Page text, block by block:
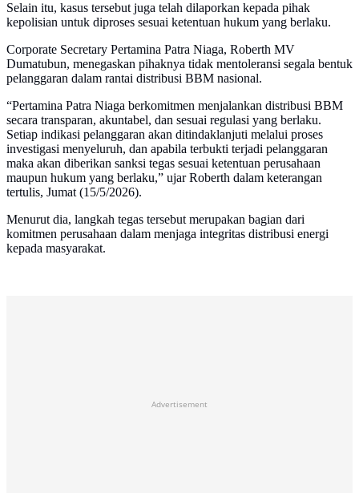
Selain itu, kasus tersebut juga telah dilaporkan kepada pihak
kepolisian untuk diproses sesuai ketentuan hukum yang berlaku.
Corporate Secretary Pertamina Patra Niaga, Roberth MV
Dumatubun, menegaskan pihaknya tidak mentoleransi segala bentuk
pelanggaran dalam rantai distribusi BBM nasional.
“Pertamina Patra Niaga berkomitmen menjalankan distribusi BBM
secara transparan, akuntabel, dan sesuai regulasi yang berlaku.
Setiap indikasi pelanggaran akan ditindaklanjuti melalui proses
investigasi menyeluruh, dan apabila terbukti terjadi pelanggaran
maka akan diberikan sanksi tegas sesuai ketentuan perusahaan
maupun hukum yang berlaku,” ujar Roberth dalam keterangan
tertulis, Jumat (15/5/2026).
Menurut dia, langkah tegas tersebut merupakan bagian dari
komitmen perusahaan dalam menjaga integritas distribusi energi
kepada masyarakat.
Advertisement